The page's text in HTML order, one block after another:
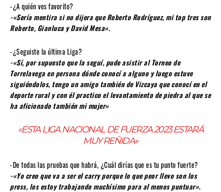
-¿A quién ves favorito?
-«Sería mentira si no dijera que Roberto Rodríguez, mi top tres son
Roberto, Gianluca y David Mesa».
-¿Seguiste la última Liga?
-«Sí, por supuesto que la seguí, pude asistir al Torneo de
Torrelavega en persona dónde conocí a alguno y luego estuve
siguiéndolos, tengo un amigo también de Vizcaya que conocí en el
deporte rural y con él practico el levantamiento de piedra al que se
ha aficionado también mi mujer»
«ESTA LIGA NACIONAL DE FUERZA 2023 ESTARÁ
MUY REÑIDA»
-De todas las pruebas que habrá, ¿Cuál dirías que es tu punto fuerte?
-«Yo creo que va a ser elcarryporque lo que peor llevo son los
press, los estoy trabajando muchísimo para al menos puntuar».